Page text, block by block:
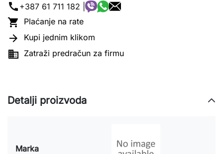
call +387 61 711 182 |
 Plaćanje na rate
 Kupi jednim klikom
 Zatraži predračun za firmu
Detalji proizvoda
Marka